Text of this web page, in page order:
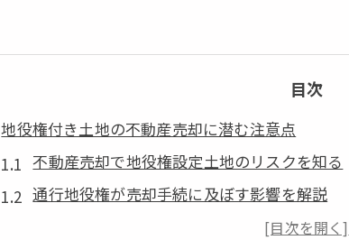
目次
地役権付き土地の不動産売却に潜む注意点
不動産売却で地役権設定土地のリスクを知る
通行地役権が売却手続に及ぼす影響を解説
地役権付き土地の不動産売却時の確認ポイント